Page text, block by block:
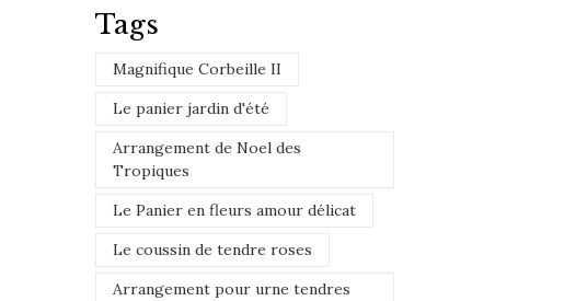
Tags
Magnifique Corbeille II
Le panier jardin d'été
Arrangement de Noel des
Tropiques
Le Panier en fleurs amour délicat
Le coussin de tendre roses
Arrangement pour urne tendres